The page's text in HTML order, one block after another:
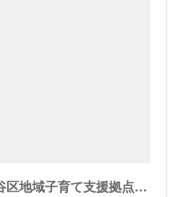
サテライト ｜保土ケ谷区地域子育て支援拠点こっころ（公式ホームページ）